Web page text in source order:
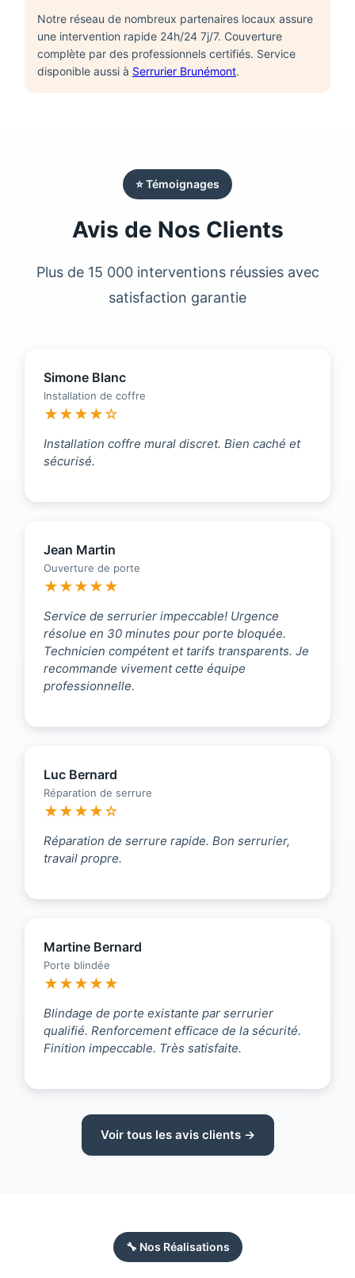
Notre réseau de nombreux partenaires locaux assure
une intervention rapide 24h/24 7j/7. Couverture
complète par des professionnels certifiés. Service
disponible aussi à Serrurier Brunémont.
⭐ Témoignages
Avis de Nos Clients
Plus de 15 000 interventions réussies avec
satisfaction garantie
Simone Blanc
Installation de coffre
★★★★☆
Installation coffre mural discret. Bien caché et
sécurisé.
Jean Martin
Ouverture de porte
★★★★★
Service de serrurier impeccable! Urgence
résolue en 30 minutes pour porte bloquée.
Technicien compétent et tarifs transparents. Je
recommande vivement cette équipe
professionnelle.
Luc Bernard
Réparation de serrure
★★★★☆
Réparation de serrure rapide. Bon serrurier,
travail propre.
Martine Bernard
Porte blindée
★★★★★
Blindage de porte existante par serrurier
qualifié. Renforcement efficace de la sécurité.
Finition impeccable. Très satisfaite.
Voir tous les avis clients →
🔧 Nos Réalisations